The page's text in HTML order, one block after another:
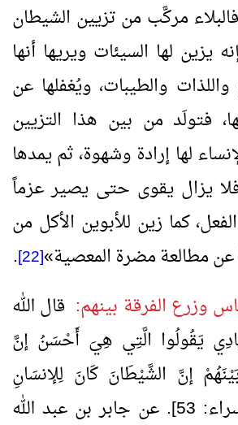
فالبلاء مركَّب من تزيين الشيطان
يزين لها السيئات ويريها أنها
والطيبات، ويُغفلها عن
فتولَد من بين هذا التزيين
لها إرادة وشهوة، ثم يمدها
فلا يزال يقوى حتى يصير عزماً
كما زين للأبوين الأكل من
عن مطالعة مضرة المعصية»
[22]
.
وزرع الفرقة بينهم: قال الله
يَقُولُوا الَّتِي هِيَ أَحْسَنُ إنَّ
إنَّ الشَّيْطَانَ كَانَ لِلإنسَانِ
53]. عن جابر بن عبد الله